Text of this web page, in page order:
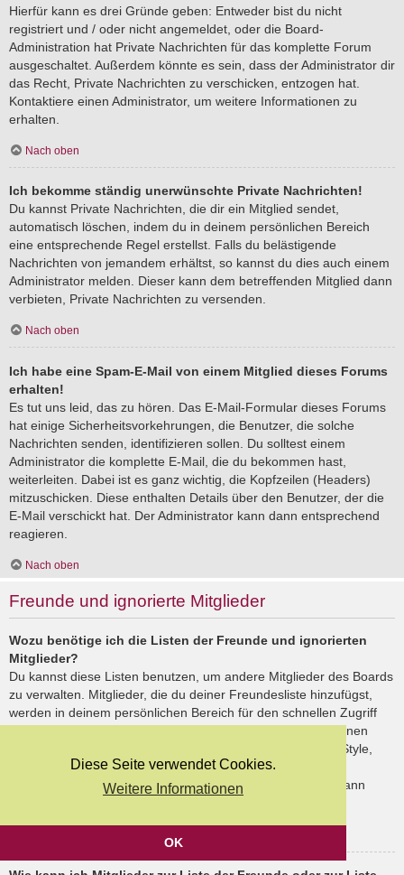
Diese Seite verwendet Cookies.
Weitere Informationen
OK
Hierfür kann es drei Gründe geben: Entweder bist du nicht
registriert und / oder nicht angemeldet, oder die Board-
Administration hat Private Nachrichten für das komplette Forum
ausgeschaltet. Außerdem könnte es sein, dass der Administrator dir
das Recht, Private Nachrichten zu verschicken, entzogen hat.
Kontaktiere einen Administrator, um weitere Informationen zu
erhalten.
Nach oben
Ich bekomme ständig unerwünschte Private Nachrichten!
Du kannst Private Nachrichten, die dir ein Mitglied sendet,
automatisch löschen, indem du in deinem persönlichen Bereich
eine entsprechende Regel erstellst. Falls du belästigende
Nachrichten von jemandem erhältst, so kannst du dies auch einem
Administrator melden. Dieser kann dem betreffenden Mitglied dann
verbieten, Private Nachrichten zu versenden.
Nach oben
Ich habe eine Spam-E-Mail von einem Mitglied dieses Forums
erhalten!
Es tut uns leid, das zu hören. Das E-Mail-Formular dieses Forums
hat einige Sicherheitsvorkehrungen, die Benutzer, die solche
Nachrichten senden, identifizieren sollen. Du solltest einem
Administrator die komplette E-Mail, die du bekommen hast,
weiterleiten. Dabei ist es ganz wichtig, die Kopfzeilen (Headers)
mitzuschicken. Diese enthalten Details über den Benutzer, der die
E-Mail verschickt hat. Der Administrator kann dann entsprechend
reagieren.
Nach oben
Freunde und ignorierte Mitglieder
Wozu benötige ich die Listen der Freunde und ignorierten
Mitglieder?
Du kannst diese Listen benutzen, um andere Mitglieder des Boards
zu verwalten. Mitglieder, die du deiner Freundesliste hinzufügst,
werden in deinem persönlichen Bereich für den schnellen Zugriff
aufgelistet. Du siehst dort deren Onlinestatus und kannst ihnen
schnell eine Private Nachricht senden. Abhängig von dem Style,
den du verwendest, können Beiträge deiner Freunde auch
hervorgehoben sein. Wenn du einen Benutzer ignorierst, dann